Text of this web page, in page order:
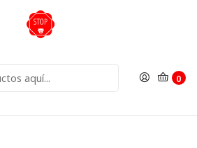
0
Grabadores